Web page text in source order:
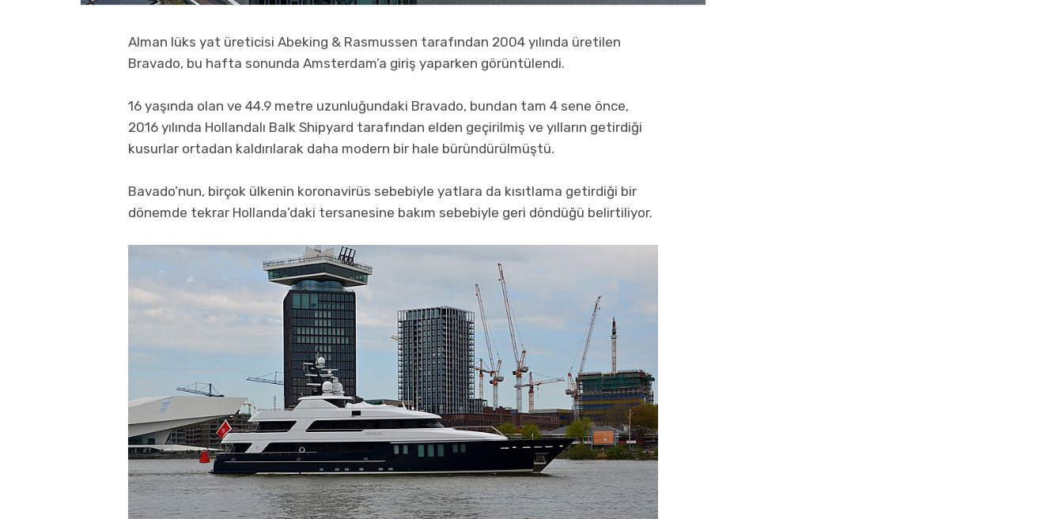
Alman lüks yat üreticisi Abeking & Rasmussen tarafından 2004 yılında üretilen
Bravado, bu hafta sonunda Amsterdam’a giriş yaparken görüntülendi.
16 yaşında olan ve 44.9 metre uzunluğundaki Bravado, bundan tam 4 sene önce,
2016 yılında Hollandalı Balk Shipyard tarafından elden geçirilmiş ve yılların getirdiği
kusurlar ortadan kaldırılarak daha modern bir hale büründürülmüştü.
Bavado’nun, birçok ülkenin koronavirüs sebebiyle yatlara da kısıtlama getirdiği bir
dönemde tekrar Hollanda’daki tersanesine bakım sebebiyle geri döndüğü belirtiliyor.